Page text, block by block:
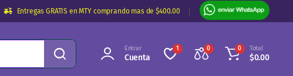
Entregas GRATIS en MTY comprando mas de $400.00
Entrar
Cuenta
1 0 0 Total
$0.00